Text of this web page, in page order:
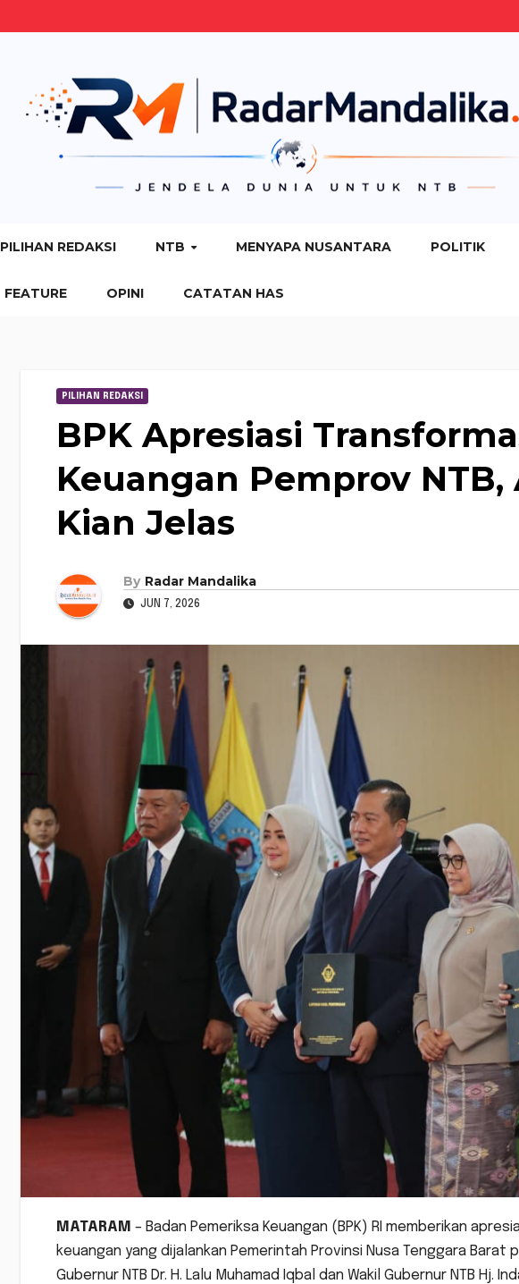
PILIHAN REDAKSI NTB MENYAPA NUSANTARA POLITIK
FEATURE OPINI CATATAN HAS
PILIHAN REDAKSI
BPK Apresiasi
Keuangan Pemprov
Kian Jelas
By Radar Mandalika
JUN 7, 2026
MATARAM – Badan Pemeriksa Keuangan (BPK) RI memberikan
keuangan yang dijalankan Pemerintah Provinsi Nusa Tenggara Barat
Gubernur NTB Dr. H. Lalu Muhamad Iqbal dan Wakil Gubernur NTB Hj.